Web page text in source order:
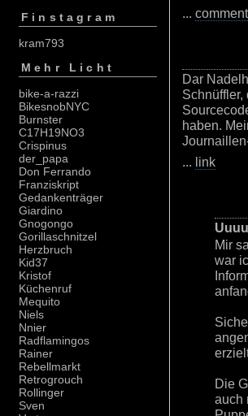
Finstagram
kram793
Mehr Licht
bike-a-razzi
BikesnobNYC
Burnster
C17H19NO3
Crispinus
der_papa
Don Ferrando
Franziskript
Gedankenträger
Giardino
Gnogongo
Gorillaschnitzel
Herzbruch
Kid37
Kristof
Küchenruf
Mequito
Niels
Nnier
Radflamingos
Rainer
Rebellmarkt
Retrogrouch
Rollinger
Sven
... comment
Dar
Schnüffler,
haben.
... link
Mir
war
Die
auch